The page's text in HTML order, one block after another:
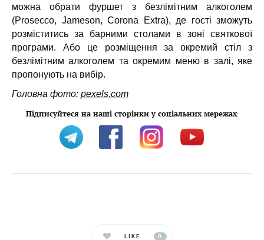
можна обрати фуршет з безлімітним алкоголем
(Prosecco, Jameson, Corona Extra), де гості зможуть
розміститись за барними столами в зоні святкової
програми. Або це розміщення за окремий стіл з
безлімітним алкоголем та окремим меню в залі, яке
пропонують на вибір.
Головна фото: pexels.com
Підписуйтеся на наші сторінки у соціальних мережах:
LIKE 0